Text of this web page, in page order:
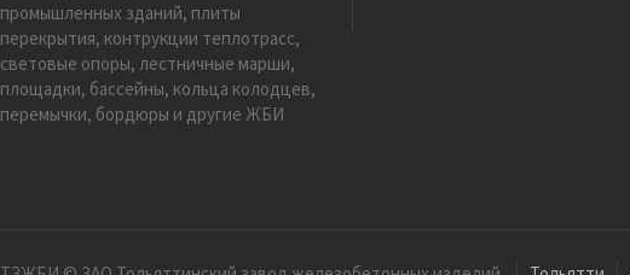
промышленных зданий, плиты
перекрытия, контрукции теплотрасс,
световые опоры, лестничные марши,
площадки, бассейны, кольца колодцев,
перемычки, бордюры и другие ЖБИ